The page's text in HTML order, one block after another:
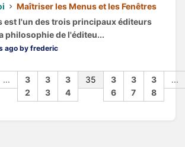
Maîtriser les Menus et les Fenêtres
est l'un des trois principaux éditeurs
philosophie de l'éditeu...
ago by frederic
...
3
2
3
3
3
4
35
3
6
3
7
3
8
...